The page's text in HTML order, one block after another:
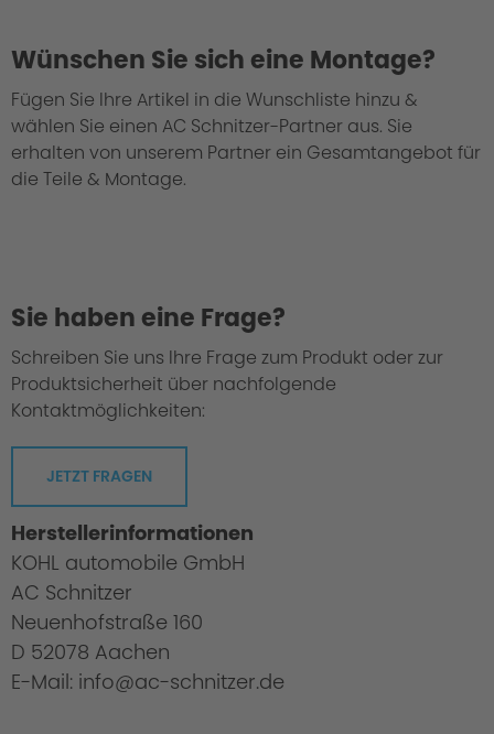
Wünschen Sie sich eine Montage?
Fügen Sie Ihre Artikel in die Wunschliste hinzu &
wählen Sie einen AC Schnitzer-Partner aus. Sie
erhalten von unserem Partner ein Gesamtangebot für
die Teile & Montage.
Sie haben eine Frage?
Schreiben Sie uns Ihre Frage zum Produkt oder zur
Produktsicherheit über nachfolgende
Kontaktmöglichkeiten:
JETZT FRAGEN
Herstellerinformationen
KOHL automobile GmbH
AC Schnitzer
Neuenhofstraße 160
D 52078 Aachen
E-Mail: info@ac-schnitzer.de